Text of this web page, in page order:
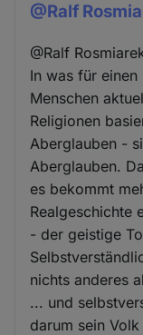
@Ralf
@Ralf
In was für
Menschen
Religionen
Aberglauben -
Aberglauben.
es bekommt
Realgeschichte
- der geistige
nichts anderes
... und
darum sein